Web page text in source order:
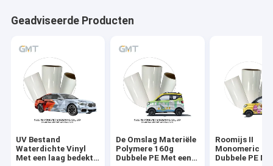
Geadviseerde Producten
UV Bestand
Waterdichte Vinyl
Met een laag bedekt
De Omslag Materiële
Polymere 160g
Dubbele PE Met een
Roomijs II
Monomeric
Dubbele PE